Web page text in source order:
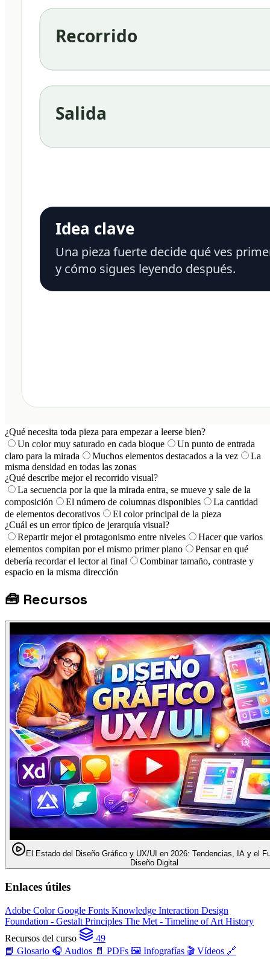
¿Qué necesita toda pieza para empezar a leerse bien?
Un color muy saturado en cada bloque
Un punto de entrada
claro para la mirada
Muchos elementos destacados a la vez
La
misma densidad en todas las zonas
¿Qué describe mejor el recorrido visual?
La secuencia por la que la mirada entra, se mueve y sale de la
composición
El número de columnas disponibles
La cantidad
de elementos decorativos
El color principal de la pieza
¿Cuál es un error típico de jerarquía visual?
Repartir mejor el protagonismo entre niveles
Hacer que varios
elementos compitan por el mismo primer plano
Pensar en qué
debería recordar el lector al final
Combinar tamaño, contraste y
espacio en la misma dirección
🧰 Recursos
El Estado del Diseño Gráfico y UX/UI en 2026: Tendencias, IA y el
Diseño Digital
Enlaces útiles
Adobe ColorGoogle Fonts Knowledge Interaction Design
Foundation - Gestalt Principles The Met - Timeline of Art History
Recursos del curso
49
📘 Glosario 🎧 Audios 📄 PDFs 🖼️ Infografías 🎬 Vídeos 🔗